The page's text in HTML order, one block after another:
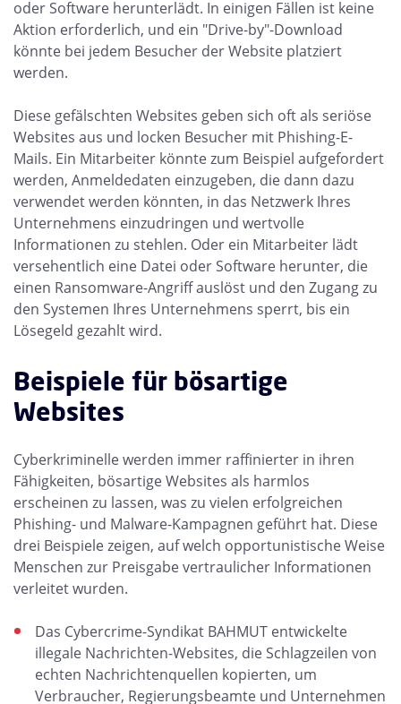
oder Software herunterlädt. In einigen Fällen ist keine
Aktion erforderlich, und ein "Drive-by"-Download
könnte bei jedem Besucher der Website platziert
werden.
Diese gefälschten Websites geben sich oft als seriöse
Websites aus und locken Besucher mit Phishing-E-
Mails. Ein Mitarbeiter könnte zum Beispiel aufgefordert
werden, Anmeldedaten einzugeben, die dann dazu
verwendet werden könnten, in das Netzwerk Ihres
Unternehmens einzudringen und wertvolle
Informationen zu stehlen. Oder ein Mitarbeiter lädt
versehentlich eine Datei oder Software herunter, die
einen Ransomware-Angriff auslöst und den Zugang zu
den Systemen Ihres Unternehmens sperrt, bis ein
Lösegeld gezahlt wird.
Beispiele für bösartige
Websites
Cyberkriminelle werden immer raffinierter in ihren
Fähigkeiten, bösartige Websites als harmlos
erscheinen zu lassen, was zu vielen erfolgreichen
Phishing- und Malware-Kampagnen geführt hat. Diese
drei Beispiele zeigen, auf welch opportunistische Weise
Menschen zur Preisgabe vertraulicher Informationen
verleitet wurden.
Das Cybercrime-Syndikat BAHMUT entwickelte
illegale Nachrichten-Websites, die Schlagzeilen von
echten Nachrichtenquellen kopierten, um
Verbraucher, Regierungsbeamte und Unternehmen